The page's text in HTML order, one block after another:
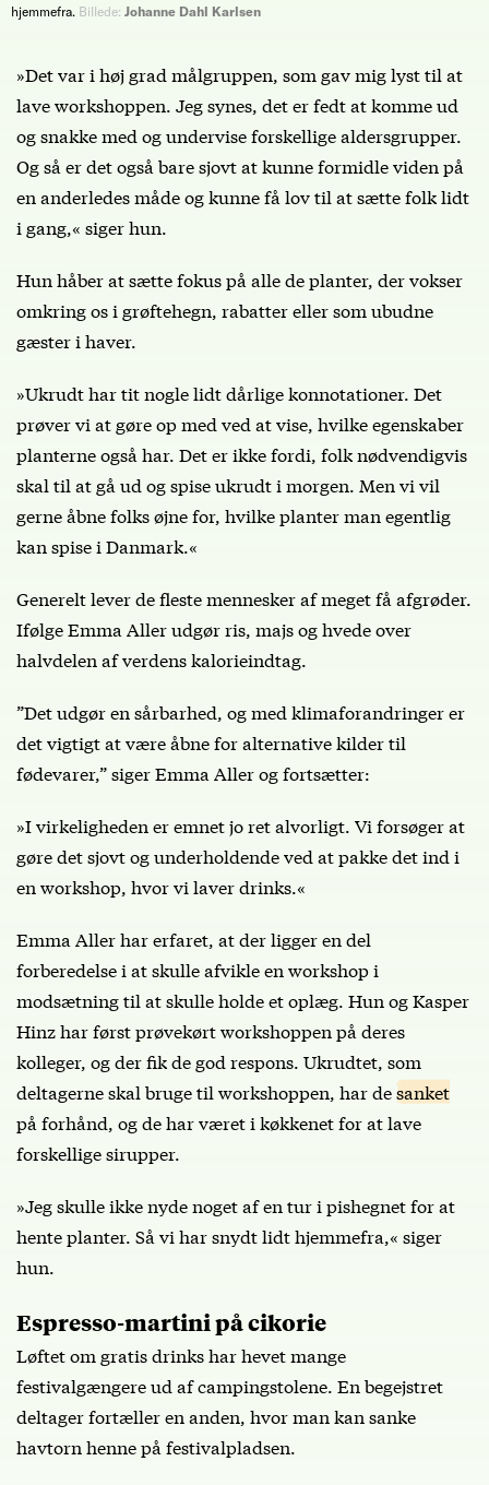
hjemmefra. Billede: Johanne Dahl Karlsen
»Det var i høj grad målgruppen, som gav mig lyst til at
lave workshoppen. Jeg synes, det er fedt at komme ud
og snakke med og undervise forskellige aldersgrupper.
Og så er det også bare sjovt at kunne formidle viden på
en anderledes måde og kunne få lov til at sætte folk lidt
i gang,« siger hun.
Hun håber at sætte fokus på alle de planter, der vokser
omkring os i grøftehegn, rabatter eller som ubudne
gæster i haver.
»Ukrudt har tit nogle lidt dårlige konnotationer. Det
prøver vi at gøre op med ved at vise, hvilke egenskaber
planterne også har. Det er ikke fordi, folk nødvendigvis
skal til at gå ud og spise ukrudt i morgen. Men vi vil
gerne åbne folks øjne for, hvilke planter man egentlig
kan spise i Danmark.«
Generelt lever de fleste mennesker af meget få afgrøder.
Ifølge Emma Aller udgør ris, majs og hvede over
halvdelen af verdens kalorieindtag.
”Det udgør en sårbarhed, og med klimaforandringer er
det vigtigt at være åbne for alternative kilder til
fødevarer,” siger Emma Aller og fortsætter:
»I virkeligheden er emnet jo ret alvorligt. Vi forsøger at
gøre det sjovt og underholdende ved at pakke det ind i
en workshop, hvor vi laver drinks.«
Emma Aller har erfaret, at der ligger en del
forberedelse i at skulle afvikle en workshop i
modsætning til at skulle holde et oplæg. Hun og Kasper
Hinz har først prøvekørt workshoppen på deres
kolleger, og der fik de god respons. Ukrudtet, som
deltagerne skal bruge til workshoppen, har desanket
på forhånd, og de har været i køkkenet for at lave
forskellige sirupper.
»Jeg skulle ikke nyde noget af en tur i pishegnet for at
hente planter. Så vi har snydt lidt hjemmefra,« siger
hun.
Espresso-martini på cikorie
Løftet om gratis drinks har hevet mange
festivalgængere ud af campingstolene. En begejstret
deltager fortæller en anden, hvor man kan sanke
havtorn henne på festivalpladsen.